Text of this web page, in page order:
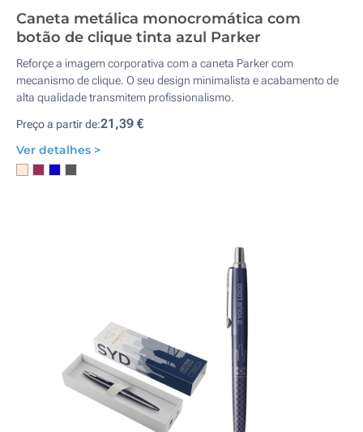
Caneta metálica monocromática com
botão de clique tinta azul Parker
Reforçe a imagem corporativa com a caneta Parker com
mecanismo de clique. O seu design minimalista e acabamento de
alta qualidade transmitem profissionalismo.
Preço a partir de:21,39 €
Ver detalhes >